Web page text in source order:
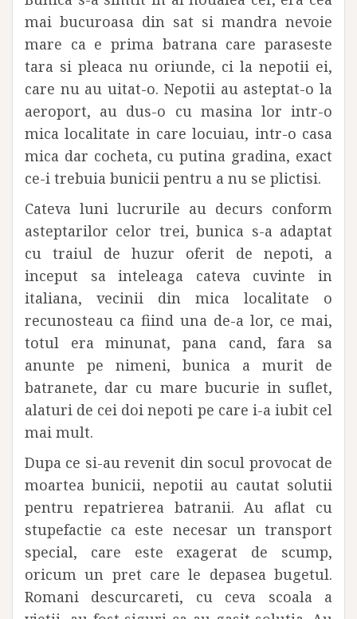
mai bucuroasa din sat si mandra nevoie
mare ca e prima batrana care paraseste
tara si pleaca nu oriunde, ci la nepotii ei,
care nu au uitat-o. Nepotii au asteptat-o la
aeroport, au dus-o cu masina lor intr-o
mica localitate in care locuiau, intr-o casa
mica dar cocheta, cu putina gradina, exact
ce-i trebuia bunicii pentru a nu se plictisi.
Cateva luni lucrurile au decurs conform
asteptarilor celor trei, bunica s-a adaptat
cu traiul de huzur oferit de nepoti, a
inceput sa inteleaga cateva cuvinte in
italiana, vecinii din mica localitate o
recunosteau ca fiind una de-a lor, ce mai,
totul era minunat, pana cand, fara sa
anunte pe nimeni, bunica a murit de
batranete, dar cu mare bucurie in suflet,
alaturi de cei doi nepoti pe care i-a iubit cel
mai mult.
Dupa ce si-au revenit din socul provocat de
moartea bunicii, nepotii au cautat solutii
pentru repatrierea batranii. Au aflat cu
stupefactie ca este necesar un transport
special, care este exagerat de scump,
oricum un pret care le depasea bugetul.
Romani descurcareti, cu ceva scoala a